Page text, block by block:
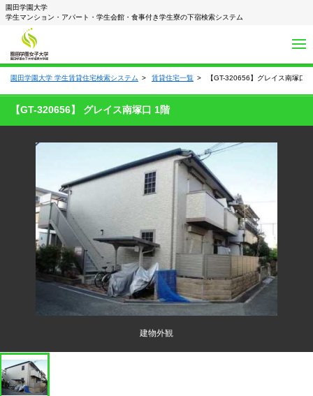
園田学園大学
学生マンション・アパート・学生会館・食事付き学生寮の下宿検索システム
園田学園大学 学生賃貸住宅検索システム 賃貸住宅一覧 【GT-320656】グレイス南塚口
【GT-320656】 グレイス南塚口 1階
建物外観